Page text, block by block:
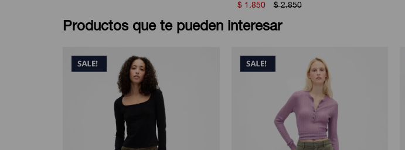
$ 1.850 $ 2.850
Productos que te pueden interesar